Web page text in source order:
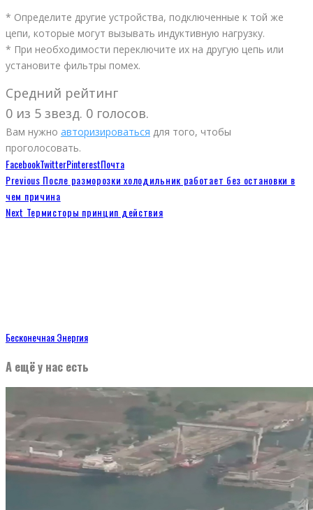
* Определите другие устройства, подключенные к той же
цепи, которые могут вызывать индуктивную нагрузку.
* При необходимости переключите их на другую цепь или
установите фильтры помех.
Средний рейтинг
0 из 5 звезд. 0 голосов.
Вам нужно авторизироваться для того, чтобы
проголосовать.
FacebookTwitterPinterestПочта
Previous После разморозки холодильник работает без остановки в
чем причина
Next Термисторы принцип действия
Бесконечная Энергия
А ещё у нас есть